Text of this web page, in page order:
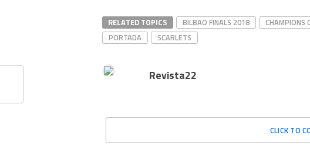
RELATED TOPICS BILBAO FINALS 2018 CHAMPIONS
PORTADA
SCARLETS
Revista22
CLICK TO